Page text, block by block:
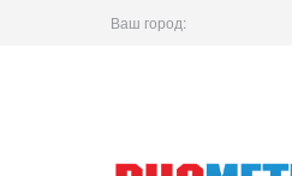
Ваш город: